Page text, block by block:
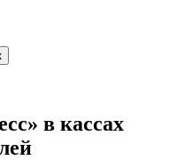
в кассах